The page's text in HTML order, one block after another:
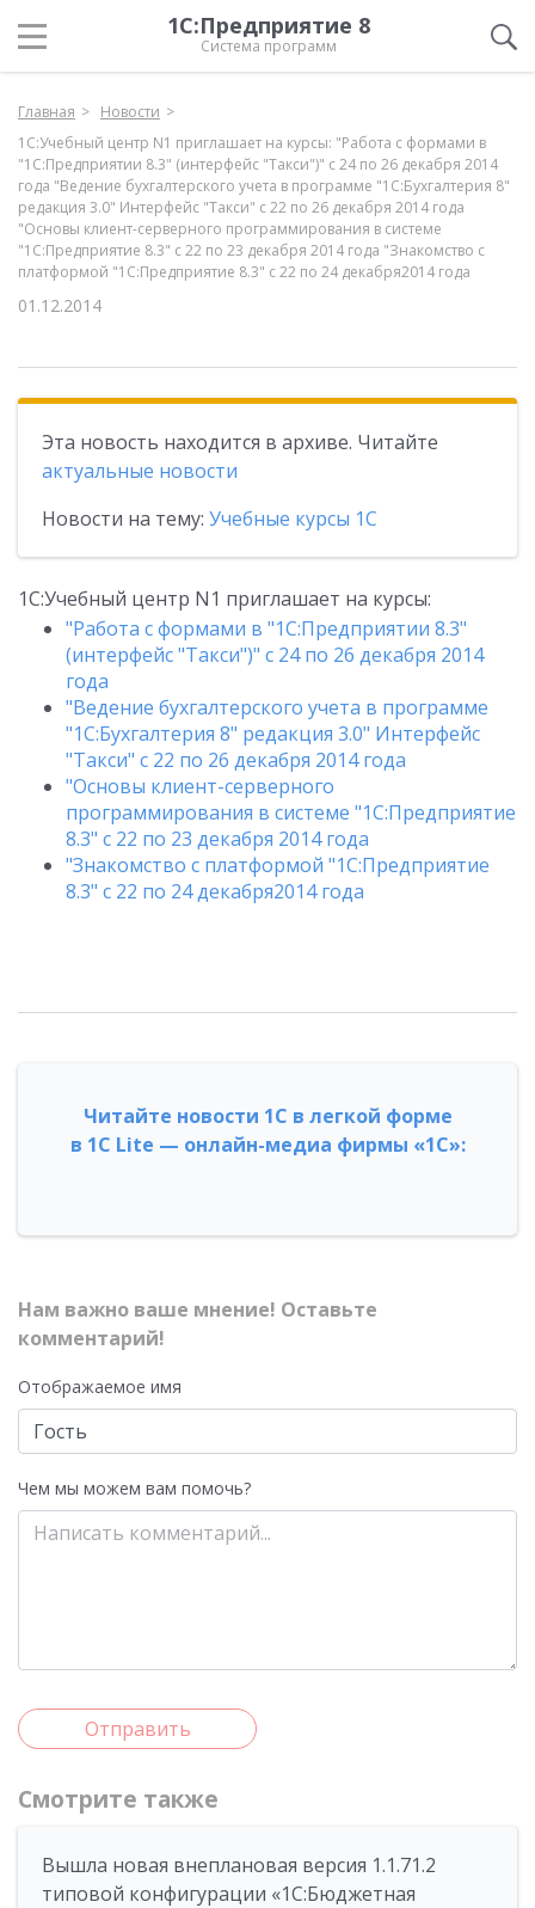
1С:Предприятие 8
Система программ
Главная
Новости
1С:Учебный центр N1 приглашает на курсы: "Работа с формами в
"1С:Предприятии 8.3" (интерфейс "Такси")" с 24 по 26 декабря 2014
года "Ведение бухгалтерского учета в программе "1С:Бухгалтерия 8"
редакция 3.0" Интерфейс "Такси" с 22 по 26 декабря 2014 года
"Основы клиент-серверного программирования в системе
"1С:Предприятие 8.3" с 22 по 23 декабря 2014 года "Знакомство с
платформой "1C:Предприятие 8.3" с 22 по 24 декабря2014 года
01.12.2014
Эта новость находится в архиве. Читайте
актуальные новости
Новости на тему: Учебные курсы 1С
1С:Учебный центр N1 приглашает на курсы:
"Работа с формами в "1С:Предприятии 8.3"
(интерфейс "Такси")" с 24 по 26 декабря 2014
года
"Ведение бухгалтерского учета в программе
"1С:Бухгалтерия 8" редакция 3.0" Интерфейс
"Такси" с 22 по 26 декабря 2014 года
"Основы клиент-серверного
программирования в системе "1С:Предприятие
8.3" с 22 по 23 декабря 2014 года
"Знакомство с платформой "1C:Предприятие
8.3" с 22 по 24 декабря2014 года
Читайте новости 1С в легкой форме
в 1С Lite — онлайн-медиа фирмы «1С»:
Нам важно ваше мнение! Оставьте
комментарий!
Отображаемое имя
Чем мы можем вам помочь?
Отправить
Смотрите также
Вышла новая внеплановая версия 1.1.71.2
типовой конфигурации «1C:Бюджетная